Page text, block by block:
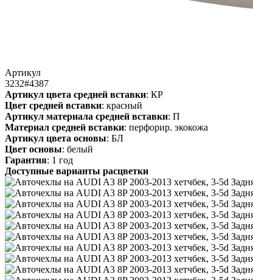
Артикул
3232#4387
Артикул цвета средней вставки: КР
Цвет средней вставки: красный
Артикул материала средней вставки: П
Материал средней вставки: перфорир. экокожа
Артикул цвета основы: БЛ
Цвет основы: белый
Гарантия: 1 год
Доступные варианты расцветки